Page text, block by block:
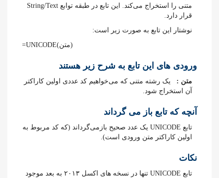
متنی را استخراج می‌کند. این تابع در طبقه توابع String/Text
قرار دارد.
نوشتار این تابع به صورت زیر است:
=UNICODE(متن)
ورودی های این تابع به شرح زیر هستند
متن :
یک رشته متنی که می‌خواهیم کد عددی اولین کاراکتر
آن استخراج شود.
آنچه که تابع باز می گرداند
تابع UNICODE یک عدد صحیح بازمی‌گرداند (که کد مربوط به
اولین کاراکتر متن ورودی است).
نکات
تابع UNICODE تنها در نسخه های اکسل ۲۰۱۳ به بعد موجود